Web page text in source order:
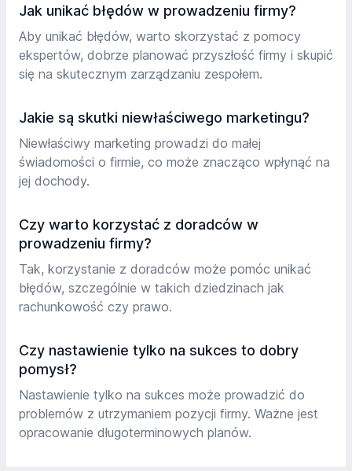
Jak unikać błędów w prowadzeniu firmy?
Aby unikać błędów, warto skorzystać z pomocy
ekspertów, dobrze planować przyszłość firmy i skupić
się na skutecznym zarządzaniu zespołem.
Jakie są skutki niewłaściwego marketingu?
Niewłaściwy marketing prowadzi do małej
świadomości o firmie, co może znacząco wpłynąć na
jej dochody.
Czy warto korzystać z doradców w
prowadzeniu firmy?
Tak, korzystanie z doradców może pomóc unikać
błędów, szczególnie w takich dziedzinach jak
rachunkowość czy prawo.
Czy nastawienie tylko na sukces to dobry
pomysł?
Nastawienie tylko na sukces może prowadzić do
problemów z utrzymaniem pozycji firmy. Ważne jest
opracowanie długoterminowych planów.